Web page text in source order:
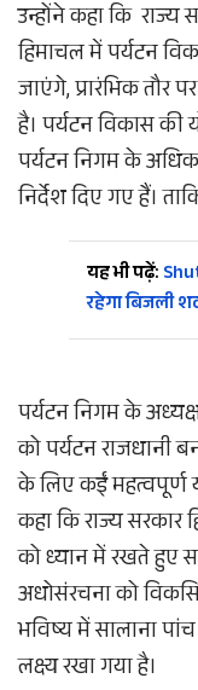
उन्होंने कहा कि
हिमाचल में पर्यटन
जाएंगे, प्रारंभिक तौर
है। पर्यटन विकास
पर्यटन निगम के
निर्देश दिए गए हैं।
यह भी पढ़ें:
रहेगा बिजली
पर्यटन निगम के
को पर्यटन राजधानी
के लिए कईं महत्वपूर्ण
कहा कि राज्य
को ध्यान में रखते हुए
अधोसंरचना को
भविष्य में सालाना
लक्ष्य रखा गया है।